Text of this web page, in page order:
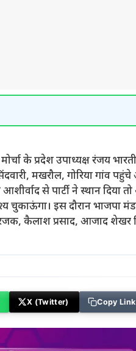
के प्रदेश उपाध्यक्ष रंजय
मखरौल, गोरिया गांव
से पार्टी ने स्थान
चुकाऊंगा। इस दौरान भाजपा
रजक, कैलाश प्रसाद, आजाद
X (Twitter) Copy Link